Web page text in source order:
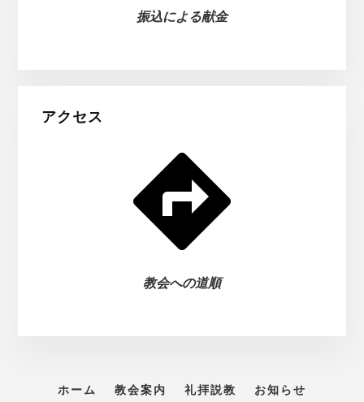
振込による献金
アクセス
教会への道順
ホーム 教会案内 礼拝説教 お知らせ